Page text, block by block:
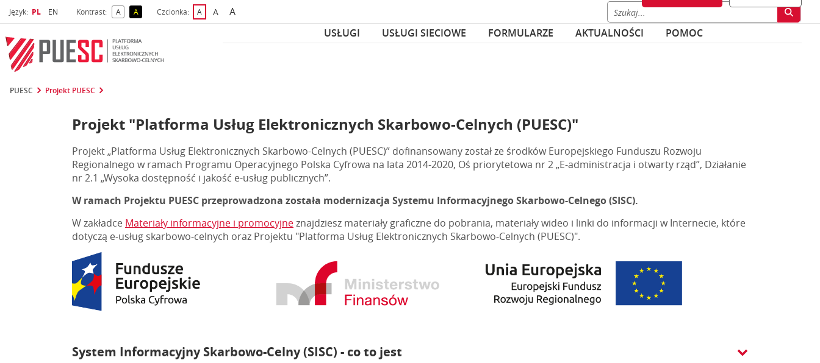
Język: Wybrany język
PL Wybierz język
EN Kontrast: Akontrast domyślny
Akontrast żółty tekst na czarnym tle
Czcionka: Adomyślna czcionka
Awiększa czcionka
Anajwiększa czcionka
USŁUGI
USŁUGI SIECIOWE FORMULARZE AKTUALNOŚCI POMOC
PUESC Projekt PUESC
Projekt "Platforma Usług Elektronicznych Skarbowo-Celnych (PUESC)"
Projekt „Platforma Usług Elektronicznych Skarbowo-Celnych (PUESC)” dofinansowany został ze środków Europejskiego Funduszu Rozwoju
Regionalnego w ramach Programu Operacyjnego Polska Cyfrowa na lata 2014-2020, Oś priorytetowa nr 2 „E-administracja i otwarty rząd”, Działanie
nr 2.1 „Wysoka dostępność i jakość e-usług publicznych”.
W ramach Projektu PUESC przeprowadzona została modernizacja Systemu Informacyjnego Skarbowo-Celnego (SISC).
W zakładce Materiały informacyjne i promocyjneznajdziesz materiały graficzne do pobrania, materiały wideo i linki do informacji w Internecie, które
dotyczą e-usług skarbowo-celnych oraz Projektu "Platforma Usług Elektronicznych Skarbowo-Celnych (PUESC)".
System Informacyjny Skarbowo-Celny (SISC) - co to jest